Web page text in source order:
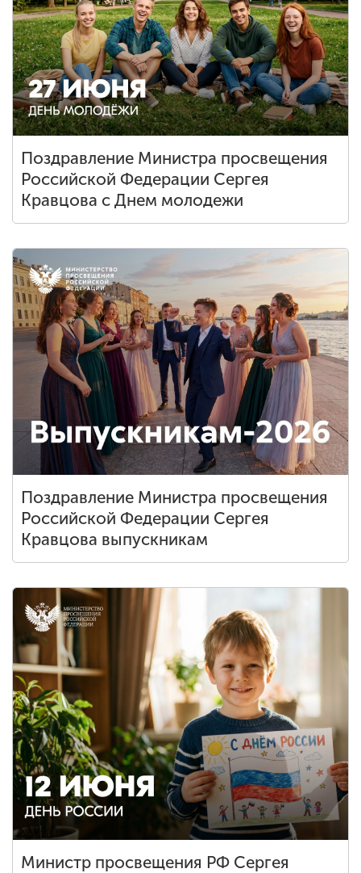
Поздравление Министра просвещения
Российской Федерации Сергея
Кравцова с Днем молодежи
Поздравление Министра просвещения
Российской Федерации Сергея
Кравцова выпускникам
Министр просвещения РФ Сергея